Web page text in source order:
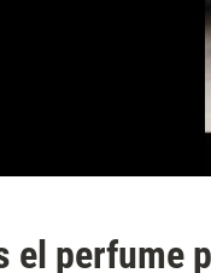
el perfume